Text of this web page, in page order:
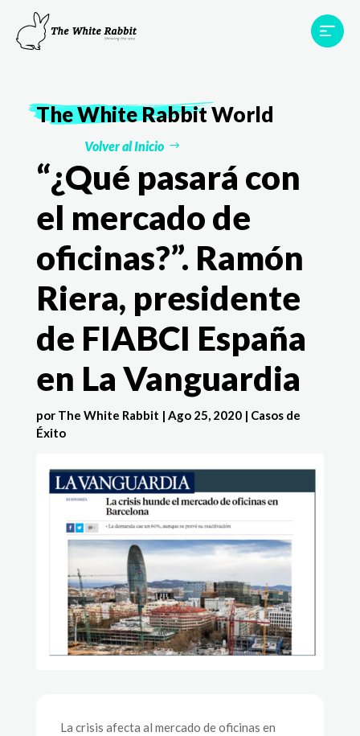
Proyectos
Testimonios
TWR World
The White RabbitWorld
Volver al Inicio
“¿Qué pasará con
el mercado de
oficinas?”. Ramón
Riera, presidente
de FIABCI España
en La Vanguardia
por The White Rabbit | Ago 25, 2020| Casos de
Éxito
La crisis afecta al mercado de oficinas en